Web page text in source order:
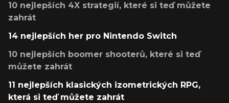
10 nejlepších 4X strategií, které si teď můžete
zahrát
14 nejlepších her pro Nintendo Switch
10 nejlepších boomer shooterů, které si teď
můžete zahrát
11 nejlepších klasických izometrických RPG,
která si teď můžete zahrát